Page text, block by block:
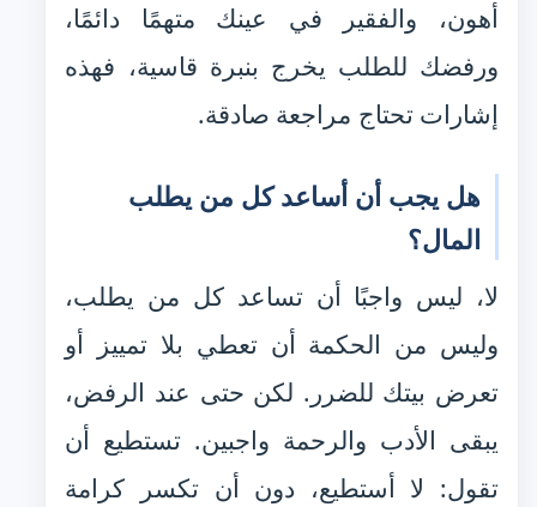
أهون، والفقير في عينك متهمًا دائمًا،
ورفضك للطلب يخرج بنبرة قاسية، فهذه
إشارات تحتاج مراجعة صادقة.
هل يجب أن أساعد كل من يطلب
المال؟
لا، ليس واجبًا أن تساعد كل من يطلب،
وليس من الحكمة أن تعطي بلا تمييز أو
تعرض بيتك للضرر. لكن حتى عند الرفض،
يبقى الأدب والرحمة واجبين. تستطيع أن
تقول: لا أستطيع، دون أن تكسر كرامة